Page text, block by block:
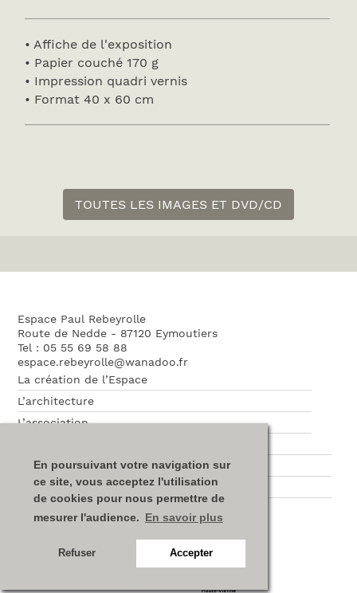
En poursuivant votre navigation sur
ce site, vous acceptez l'utilisation
de cookies pour nous permettre de
mesurer l'audience. En savoir plus
Refuser Accepter
• Affiche de l'exposition
• Papier couché 170 g
• Impression quadri vernis
• Format 40 x 60 cm
TOUTES LES IMAGES ET DVD/CD
Espace Paul Rebeyrolle
Route de Nedde - 87120 Eymoutiers
Tel : 05 55 69 58 88
espace.rebeyrolle@wanadoo.fr
La création de l’Espace
L’architecture
L’association
Plan du site
Mentions légales